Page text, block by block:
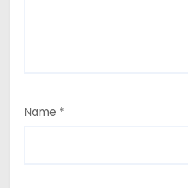
Name *